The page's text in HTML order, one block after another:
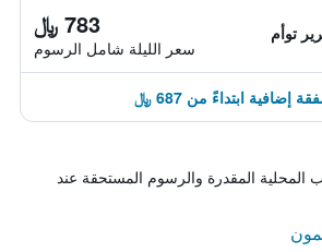
783 ﷼
سعر الليلة شامل الرسوم
المحلية المقدرة والرسوم المستحقة عند